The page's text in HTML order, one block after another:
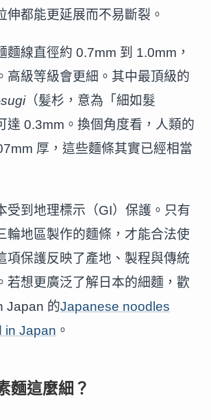
伸都能更延展而不易斷裂。
麵線直徑約 0.7mm 到 1.0mm，
高級等級會更細。其中最頂級的
（髪杉，意為「細如髮
達 0.3mm。換個角度看，人類的
厚，這些麵條其實已經相當
受到地理標示（GI）保護。只有
輪地區製作的麵條，才能合法使
項保護反映了產地、製程與傳統
若想更廣泛了解日本的細麵，歡
Japan 的Japanese noodles
in Japan 。
麵這麼細？